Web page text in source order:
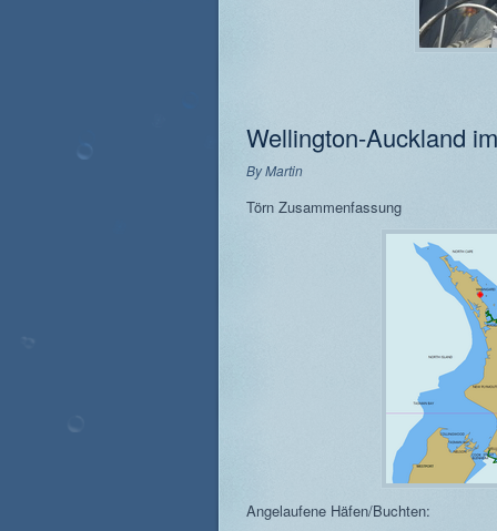
Wellington-Auckland
ByMartin
Törn Zusammenfassung
Angelaufene Häfen/Buchten: